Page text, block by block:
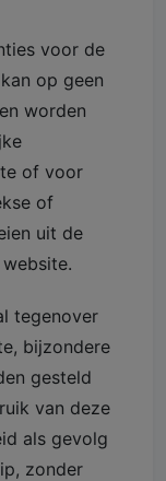
voor de
op geen
worden
of voor
of
uit de
tegenover
bijzondere
gesteld
van deze
als gevolg
zonder